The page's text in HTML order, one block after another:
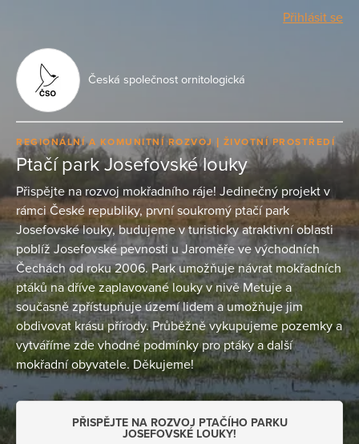
Přihlásit se
Česká společnost ornitologická
REGIONÁLNÍ A KOMUNITNÍ ROZVOJ ŽIVOTNÍ PROSTŘEDÍ
Ptačí park Josefovské louky
Přispějte na rozvoj mokřadního ráje! Jedinečný projekt v
rámci České republiky, první soukromý ptačí park
Josefovské louky, budujeme v turisticky atraktivní oblasti
poblíž Josefovské pevnosti u Jaroměře ve východních
Čechách od roku 2006. Park umožňuje návrat mokřadních
ptáků na dříve zaplavované louky v nivě Metuje a
současně zpřístupňuje území lidem a umožňuje jim
obdivovat krásu přírody. Průběžně vykupujeme pozemky a
vytváříme zde vhodné podmínky pro ptáky a další
mokřadní obyvatele. Děkujeme!
PŘISPĚJTE NA ROZVOJ PTAČÍHO PARKU
JOSEFOVSKÉ LOUKY!